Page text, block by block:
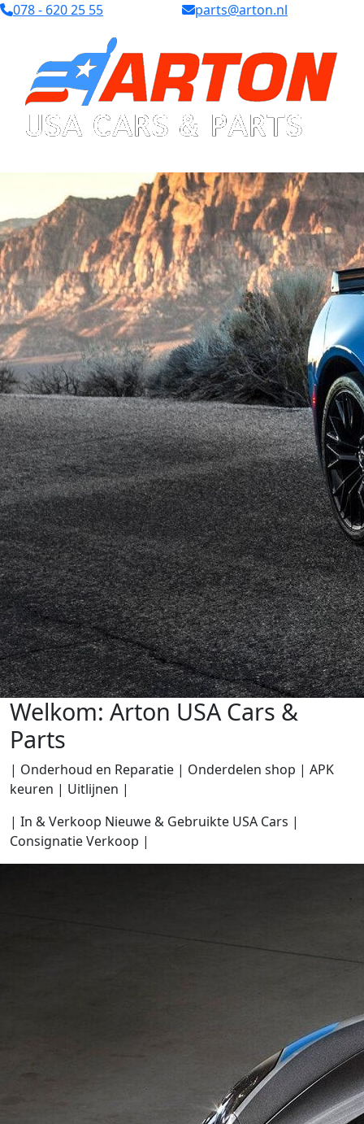
078 - 620 25 55 parts@arton.nl
Welkom: Arton USA Cars &
Parts
| Onderhoud en Reparatie | Onderdelen shop | APK
keuren | Uitlijnen |
| In & Verkoop Nieuwe & Gebruikte USA Cars |
Consignatie Verkoop |